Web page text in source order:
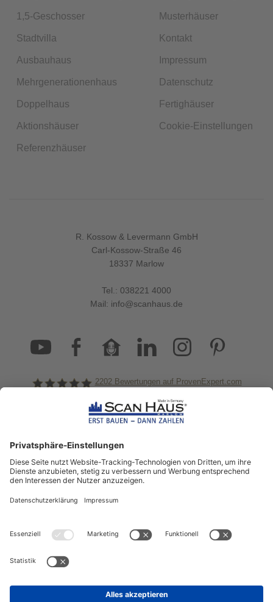
1,5-Geschosser
Stadtvilla
Ausbauhaus
Mehrgenerationenhaus
Doppelhaus
Aktionshäuser
Referenzhäuser
Musterhäuser
Kontakt
Impressum
Datenschutz
Fertighäuser
Cookie-Einstellungen
R. Kossow & Levermann GmbH
Carl-Kossow-Straße 46
18337 Marlow
Tel.: 038221 4000
Mail: info@scanhaus.de
ScanHaus Marlow
2202 Bewertungen auf ProvenExpert.com
informiert!
Aktuelle News rund um ScanHaus &
das Thema Hausbau
Sofort informiert über neue Artikel
ZUM NEWSLETTER ANMELDEN